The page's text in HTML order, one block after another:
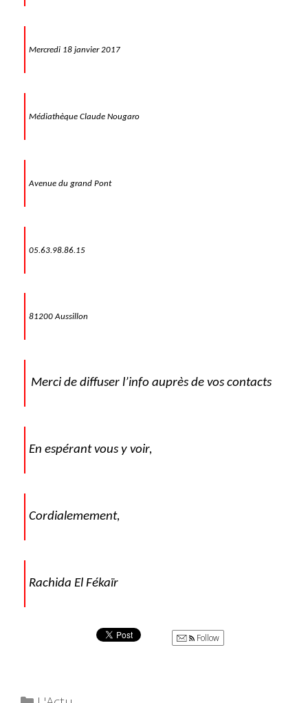
Mercredi 18 janvier 2017
Médiathèque Claude Nougaro
Avenue du grand Pont
05.63.98.86.15
81200 Aussillon
Merci de diffuser l’info auprès de vos contacts
En espérant vous y voir,
Cordialemement,
Rachida El Fékaïr
Follow
Catégories